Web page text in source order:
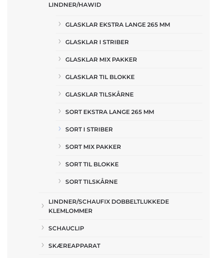
LINDNER/HAWID
GLASKLAR EKSTRA LANGE 265 MM
GLASKLAR I STRIBER
GLASKLAR MIX PAKKER
GLASKLAR TIL BLOKKE
GLASKLAR TILSKÅRNE
SORT EKSTRA LANGE 265 MM
SORT I STRIBER
SORT MIX PAKKER
SORT TIL BLOKKE
SORT TILSKÅRNE
LINDNER/SCHAUFIX DOBBELTLUKKEDE
KLEMLOMMER
SCHAUCLIP
SKÆREAPPARAT